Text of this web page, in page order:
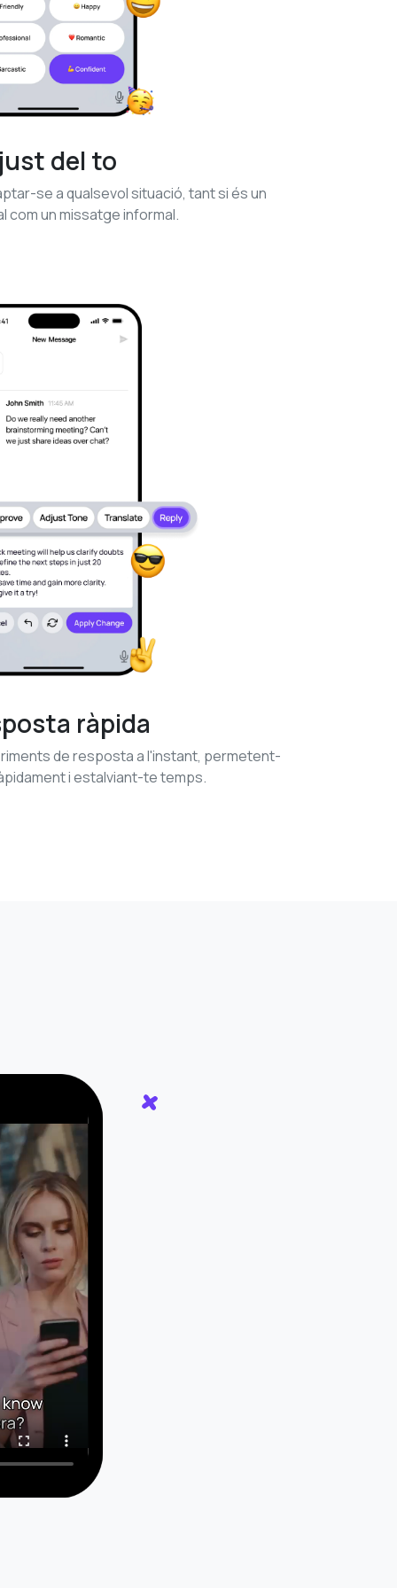
del to
se a qualsevol situació, tant si és un
com un missatge informal.
ràpida
de resposta a l'instant, permetent-
i estalviant-te temps.